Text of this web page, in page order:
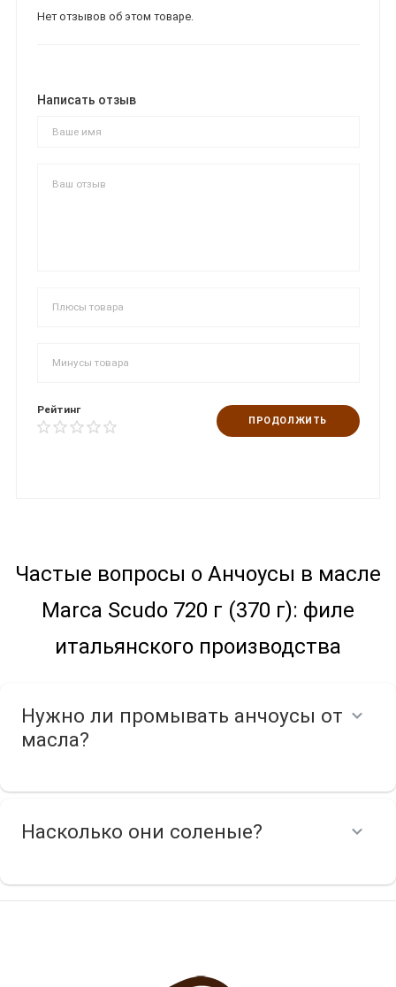
Нет отзывов об этом товаре.
Написать отзыв
Рейтинг
ПРОДОЛЖИТЬ
Частые вопросы о Анчоусы в масле
Marca Scudo 720 г (370 г): филе
итальянского производства
Нужно ли промывать анчоусы от
масла?
Насколько они соленые?